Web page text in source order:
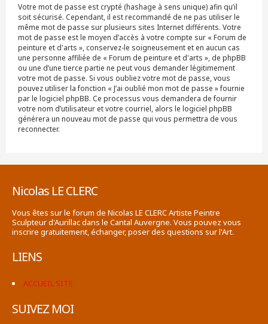
Votre mot de passe est crypté (hashage à sens unique) afin qu’il
soit sécurisé. Cependant, il est recommandé de ne pas utiliser le
même mot de passe sur plusieurs sites Internet différents. Votre
mot de passe est le moyen d’accès à votre compte sur « Forum de
peinture et d'arts », conservez-le soigneusement et en aucun cas
une personne affiliée de « Forum de peinture et d'arts », de phpBB
ou une d’une tierce partie ne peut vous demander légitimement
votre mot de passe. Si vous oubliez votre mot de passe, vous
pouvez utiliser la fonction « J’ai oublié mon mot de passe » fournie
par le logiciel phpBB. Ce processus vous demandera de fournir
votre nom d’utilisateur et votre courriel, alors le logiciel phpBB
générera un nouveau mot de passe qui vous permettra de vous
reconnecter.
Nicolas LE CLERC
Vous êtes sur le forum de Nicolas LE CLERC Artiste Peintre
Sculpteur d'Aurillac dans le Cantal Auvergne. Vous pouvez vous
inscrire gratuitement, échanger, poser des questions sur l'Art.
LIENS
ACCUEIL SITE
SUIVEZ MOI